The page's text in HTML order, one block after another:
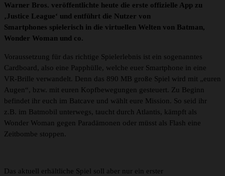
Warner Bros. veröffentlichte heute die erste offizielle App zu
‚Justice League‘ und entführt die Nutzer von
Smartphones spielerisch in die virtuellen Welten von Batman,
Wonder Woman und co.
Voraussetzung für das richtige Spielerlebnis ist ein sogenanntes
Cardboard, also eine Papphülle, welche euer Smartphone in eine
VR-Brille verwandelt. Denn das 890 MB große Spiel wird mit „euren
Augen“, bzw. mit euren Kopfbewegungen gesteuert. Zu Beginn
befindet ihr euch im Batcave und wählt eure Mission. So seid ihr
z.B. im Batmobil unterwegs, taucht durch Atlantis, kämpft als
Wonder Woman gegen Paradämonen oder müsst als Flash eine
Zeitbombe stoppen.
Das aktuell erhältliche Spiel soll aber nur ein erster